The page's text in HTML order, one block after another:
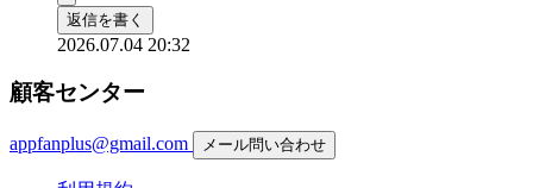
返信を書く
2026.07.04 20:32
顧客センター
appfanplus@gmail.com メール問い合わせ